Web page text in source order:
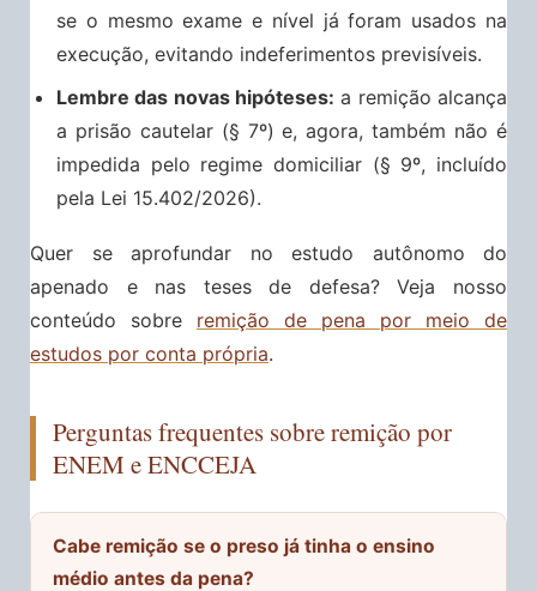
se o mesmo exame e nível já foram usados na
execução, evitando indeferimentos previsíveis.
Lembre das novas hipóteses: a remição alcança
a prisão cautelar (§ 7º) e, agora, também não é
impedida pelo regime domiciliar (§ 9º, incluído
pela Lei 15.402/2026).
Quer se aprofundar no estudo autônomo do
apenado e nas teses de defesa? Veja nosso
conteúdo sobre remição de pena por meio de
estudos por conta própria.
Perguntas frequentes sobre remição por
ENEM e ENCCEJA
Cabe remição se o preso já tinha o ensino
médio antes da pena?